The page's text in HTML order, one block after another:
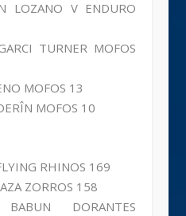
LOZANO V ENDURO
TURNER MOFOS
MOFOS 13
MOFOS 10
RHINOS 169
ZORROS 158
DORANTES